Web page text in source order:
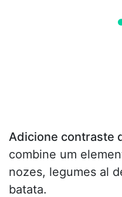
Adicione contraste
combine um
nozes, legumes al
batata.